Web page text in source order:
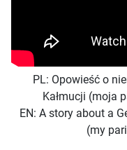
PL: Opowieść o
Kałmucji (moja
EN: A story about a
(my